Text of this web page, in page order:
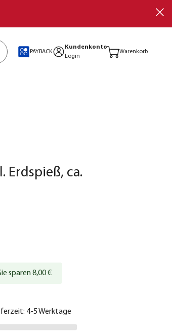
PAYBACK
Kundenkonto
Login
Warenkorb
Erdspieß, ca.
sparen 8,00 €
4-5 Werktage